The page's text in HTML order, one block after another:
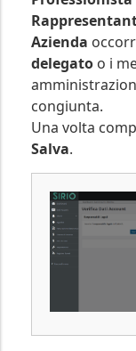
Azienda
delegato o i
congiunta.
Una volta
Salva.